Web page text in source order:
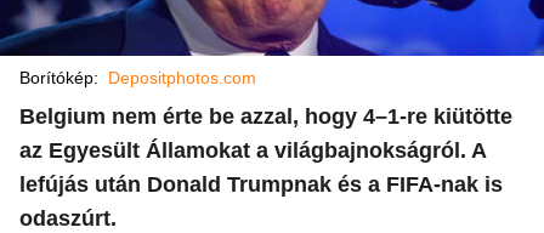
Borítókép: Depositphotos.com
Belgium nem érte be azzal, hogy 4–1-re kiütötte
az Egyesült Államokat a világbajnokságról. A
lefújás után Donald Trumpnak és a FIFA-nak is
odaszúrt.